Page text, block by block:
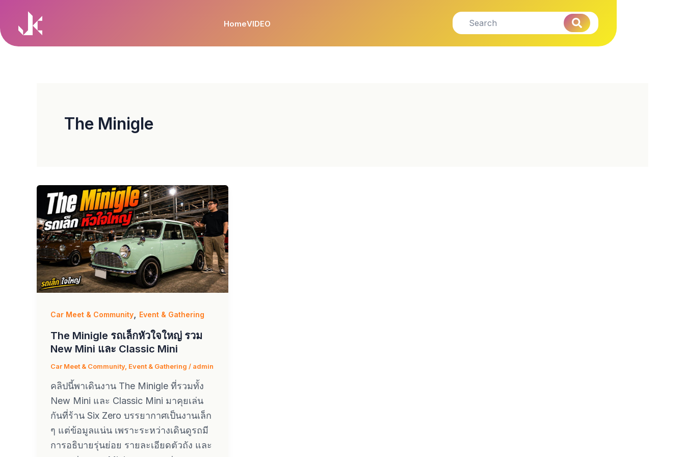
content
HomeVIDEO
The Minigle
Car Meet & Community Event & Gathering
The Minigle รถเล็กหัวใจใหญ่ รวม
New Mini และ Classic Mini
Car Meet & Community, Event & Gathering / admin
คลิปนี้พาเดินงาน The Minigle ที่รวมทั้ง
New Mini และ Classic Mini มาคุยเล่น
กันที่ร้าน Six Zero บรรยากาศเป็นงานเล็ก
ๆ แต่ข้อมูลแน่น เพราะระหว่างเดินดูรถมี
การอธิบายรุ่นย่อย รายละเอียดตัวถัง และ